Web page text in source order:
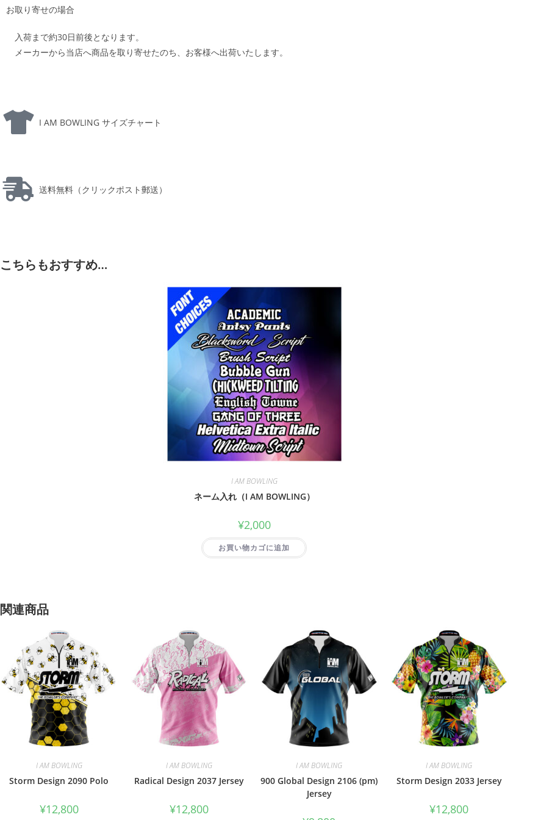
お取り寄せの場合
入荷まで約30日前後となります。
メーカーから当店へ商品を取り寄せたのち、お客様へ出荷いたします。
I AM BOWLING サイズチャート
送料無料（クリックポスト郵送）
こちらもおすすめ…
I AM BOWLING
ネーム入れ（I AM BOWLING）
¥2,000
お買い物カゴに追加
関連商品
I AM BOWLING
Storm Design 2090 Polo
¥12,800
I AM BOWLING
Radical Design 2037 Jersey
¥12,800
I AM BOWLING
900 Global Design 2106 (pm)
Jersey
I AM BOWLING
Storm Design 2033 Jersey
¥12,800